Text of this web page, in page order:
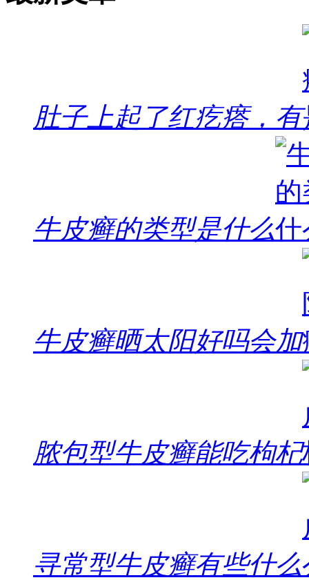
肚子上起了红疙瘩，有
牛皮癣的类型是什么
牛皮癣晒太阳好吗会加
脓包型牛皮癣能吃枸杞
寻常型牛皮癣有些什么